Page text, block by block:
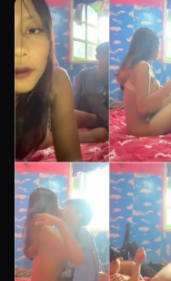
Indonesia Viral Info Jepang